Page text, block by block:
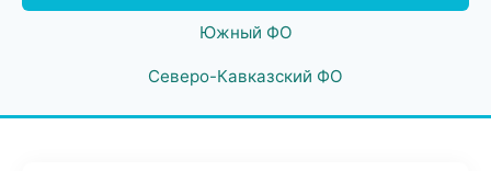
Южный ФО
Северо-Кавказский ФО